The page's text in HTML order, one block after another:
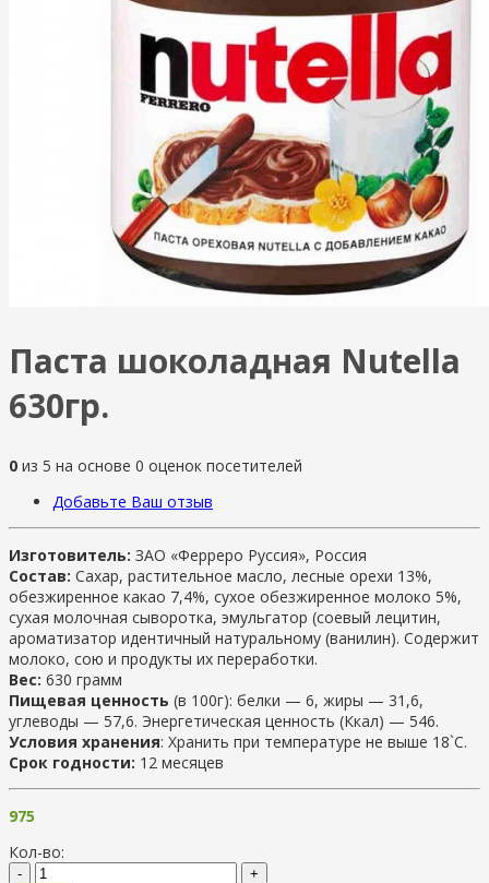
Паста шоколадная Nutella
630гр.
0 из 5 на основе 0 оценок посетителей
Добавьте Ваш отзыв
Изготовитель: ЗАО «Ферреро Руссия», Россия
Состав: Сахар, растительное масло, лесные орехи 13%,
обезжиренное какао 7,4%, сухое обезжиренное молоко 5%,
сухая молочная сыворотка, эмульгатор (соевый лецитин,
ароматизатор идентичный натуральному (ванилин). Содержит
молоко, сою и продукты их переработки.
Вес: 630 грамм
Пищевая ценность (в 100г): белки — 6, жиры — 31,6,
углеводы — 57,6. Энергетическая ценность (Ккал) — 546.
Условия хранения: Хранить при температуре не выше 18`C.
Срок годности: 12 месяцев
975
Кол-во:
-
+